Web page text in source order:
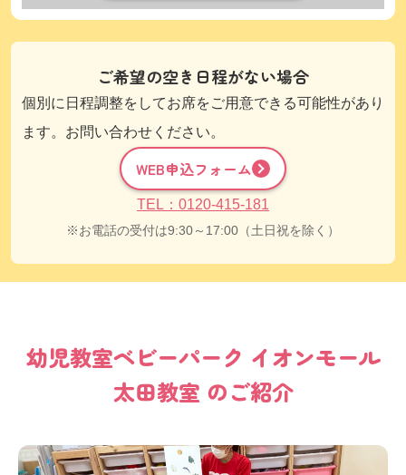
ご希望の空き日程がない場合
個別に日程調整をしてお席をご用意できる可能性があり
ます。お問い合わせください。
WEB申込フォーム
TEL：0120-415-181
お電話の受付は9:30～17:00（土日祝を除く）
幼児教室ベビーパーク イオンモール
太田教室 のご紹介